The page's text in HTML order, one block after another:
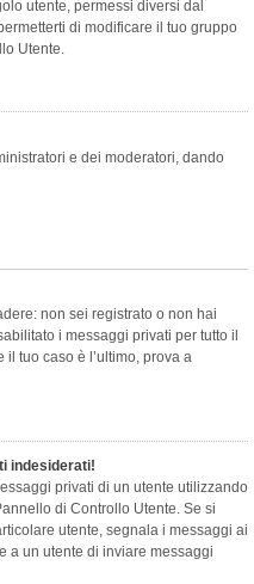
utente, permessi diversi dal
di modificare il tuo gruppo
Utente.
e dei moderatori, dando
non sei registrato o non hai
i messaggi privati per tutto il
tuo caso è l’ultimo, prova a
indesiderati!
privati ​​di un utente utilizzando
di Controllo Utente. Se si
utente, segnala i messaggi ai
a un utente di inviare messaggi